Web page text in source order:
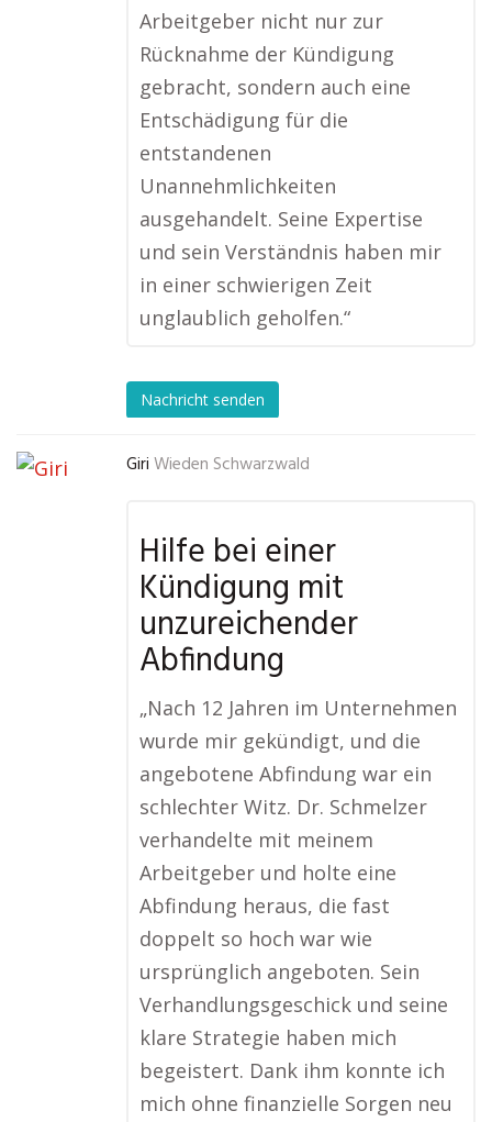
Arbeitgeber nicht nur zur
Rücknahme der Kündigung
gebracht, sondern auch eine
Entschädigung für die
entstandenen
Unannehmlichkeiten
ausgehandelt. Seine Expertise
und sein Verständnis haben mir
in einer schwierigen Zeit
unglaublich geholfen.“
Nachricht senden
Giri Wieden Schwarzwald
Hilfe bei einer
Kündigung mit
unzureichender
Abfindung
„Nach 12 Jahren im Unternehmen
wurde mir gekündigt, und die
angebotene Abfindung war ein
schlechter Witz. Dr. Schmelzer
verhandelte mit meinem
Arbeitgeber und holte eine
Abfindung heraus, die fast
doppelt so hoch war wie
ursprünglich angeboten. Sein
Verhandlungsgeschick und seine
klare Strategie haben mich
begeistert. Dank ihm konnte ich
mich ohne finanzielle Sorgen neu